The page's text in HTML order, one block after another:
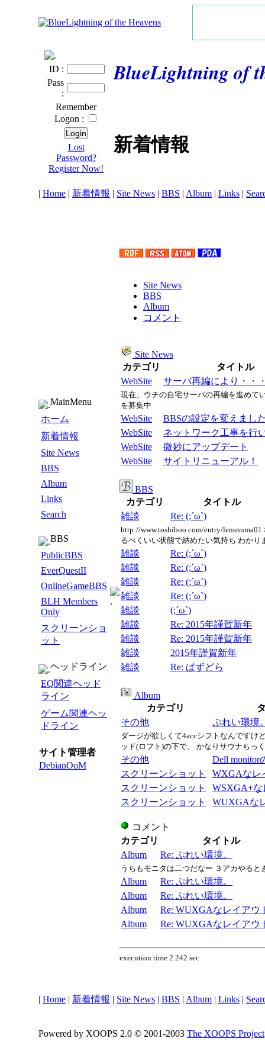
ID :
Pass
:
Remember
Logon :
Lost
Password?
Register Now!
BlueLightning of
新着情報
| Home | 新着情報 | Site News | BBS | Album | Links |
MainMenu
ホーム
新着情報
Site News
BBS
Album
Links
Search
BBS
PublicBBS
EverQuestII
OnlineGameBBS
BLH Members
Only
スクリーンショ
ット
ヘッドライン
EQ関連ヘッド
ライン
ゲーム関連ヘッ
ドライン
サイト管理者
DebianOoM
Site News
BBS
Album
コメント
Site News
カテゴリ
タイトル
WebSite
サーバ再編により・・
現在、ウチの自宅サーバの再編を進めて
を募集中
WebSite
BBSの設定を変えまし
WebSite
ネットワーク工事を行
WebSite
微妙にアップデート
WebSite
サイトリニューアル！
BBS
カテゴリ
タイトル
雑談
Re: (;´ω`)
http://www.toshiboo.com/entry/
るべくいい状態で納めたい気持ち わかり
雑談
Re: (;´ω`)
雑談
Re: (;´ω`)
雑談
Re: (;´ω`)
雑談
Re: (;´ω`)
雑談
(;´ω`)
雑談
Re: 2015年謹賀新年
雑談
Re: 2015年謹賀新年
雑談
2015年謹賀新年
雑談
Re: ぱずどら
Album
カテゴリ
その他
ぷれい環境
ダージが欲しくて4accシフトなんですけ
ッド(ロフト)の下で、 かなりサウナちっ
その他
Dell monitor
スクリーンショット
WXGAなレ
スクリーンショット
WSXGA+
スクリーンショット
WUXGAな
コメント
カテゴリ
タイトル
Album
Re: ぷれい環境。
うちもモニタは二つだなー ３アカやる
Album
Re: ぷれい環境。
Album
Re: ぷれい環境。
Album
Re: WUXGAなレイアウ
Album
Re: WUXGAなレイアウ
execution time 2.242 sec
| Home | 新着情報 | Site News | BBS | Album | Links |
Powered by XOOPS 2.0 © 2001-2003 The XOOPS Project